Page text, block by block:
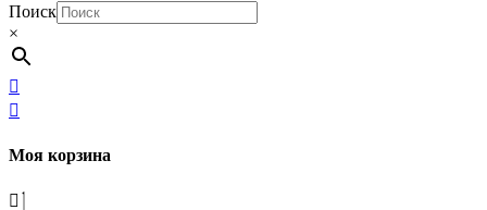
Поиск
×
Моя корзина